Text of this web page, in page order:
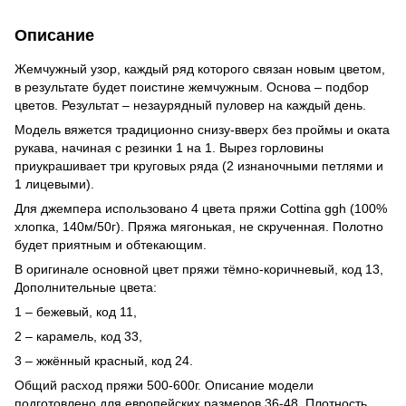
Описание
Жемчужный узор, каждый ряд которого связан новым цветом,
в результате будет поистине жемчужным. Основа – подбор
цветов. Результат – незаурядный пуловер на каждый день.
Модель вяжется традиционно снизу-вверх без проймы и оката
рукава, начиная с резинки 1 на 1. Вырез горловины
приукрашивает три круговых ряда (2 изнаночными петлями и
1 лицевыми).
Для джемпера использовано 4 цвета пряжи Cottina ggh (100%
хлопка, 140м/50г). Пряжа мягонькая, не скрученная. Полотно
будет приятным и обтекающим.
В оригинале основной цвет пряжи тёмно-коричневый, код 13,
Дополнительные цвета:
1 – бежевый, код 11,
2 – карамель, код 33,
3 – жжённый красный, код 24.
Общий расход пряжи 500-600г. Описание модели
подготовлено для европейских размеров 36-48. Плотность